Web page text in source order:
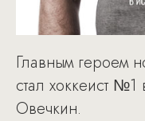
Главным героем
стал хоккеист
Овечкин.